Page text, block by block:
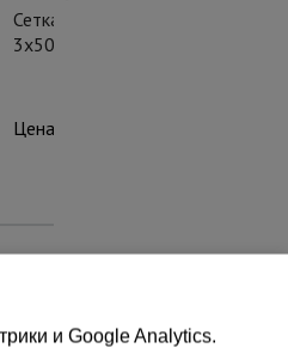
Сетка затеняющая белая 70%
3х50 м белая
Цена:
и Google Analytics.